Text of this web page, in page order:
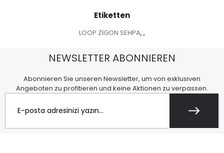
Etiketten
LOOP ZİGON SEHPA, ,
NEWSLETTER ABONNIEREN
Abonnieren Sie unseren Newsletter, um von exklusiven
Angeboten zu profitieren und keine Aktionen zu verpassen.